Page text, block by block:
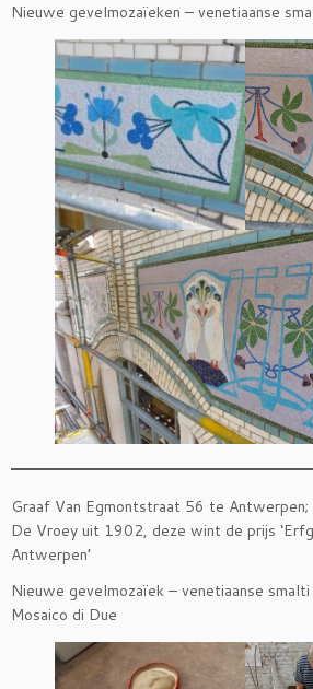
Nieuwe gevelmozaïeken – venetiaanse
Graaf Van Egmontstraat 56 te Antwerpen;
De Vroey uit 1902, deze wint de prijs
Antwerpen’
Nieuwe gevelmozaïek – venetiaanse
Mosaico di Due